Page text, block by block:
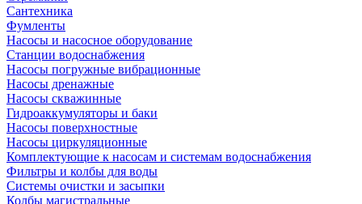
Сантехника
Фумленты
Насосы и насосное оборудование
Станции водоснабжения
Насосы погружные вибрационные
Насосы дренажные
Насосы скважинные
Гидроаккумуляторы и баки
Насосы поверхностные
Насосы циркуляционные
Комплектующие к насосам и системам водоснабжения
Фильтры и колбы для воды
Системы очистки и засыпки
Колбы магистральные